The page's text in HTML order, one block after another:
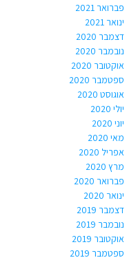
פברואר 2021
ינואר 2021
דצמבר 2020
נובמבר 2020
אוקטובר 2020
ספטמבר 2020
אוגוסט 2020
יולי 2020
יוני 2020
מאי 2020
אפריל 2020
מרץ 2020
פברואר 2020
ינואר 2020
דצמבר 2019
נובמבר 2019
אוקטובר 2019
ספטמבר 2019